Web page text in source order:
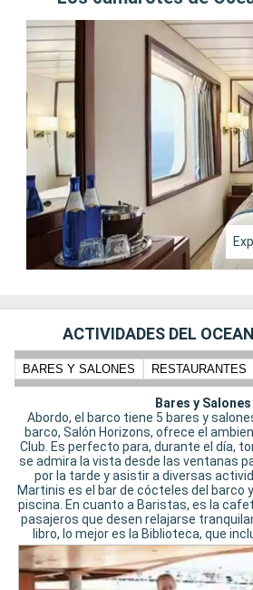
ACTIVIDADES DEL
BARES Y SALONES RESTAURANTES
Bares y Salones
Abordo, el barco tiene 5 bares y
barco, Salón Horizons, ofrece el
Club. Es perfecto para, durante el día,
se admira la vista desde las ventanas
por la tarde y asistir a diversas
Martinis es el bar de cócteles del barco
piscina. En cuanto a Baristas, es la
pasajeros que desen relajarse
libro, lo mejor es la Biblioteca, que